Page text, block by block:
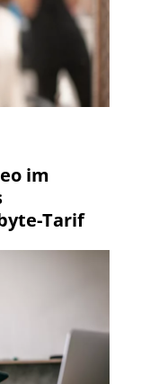
im
Tarif